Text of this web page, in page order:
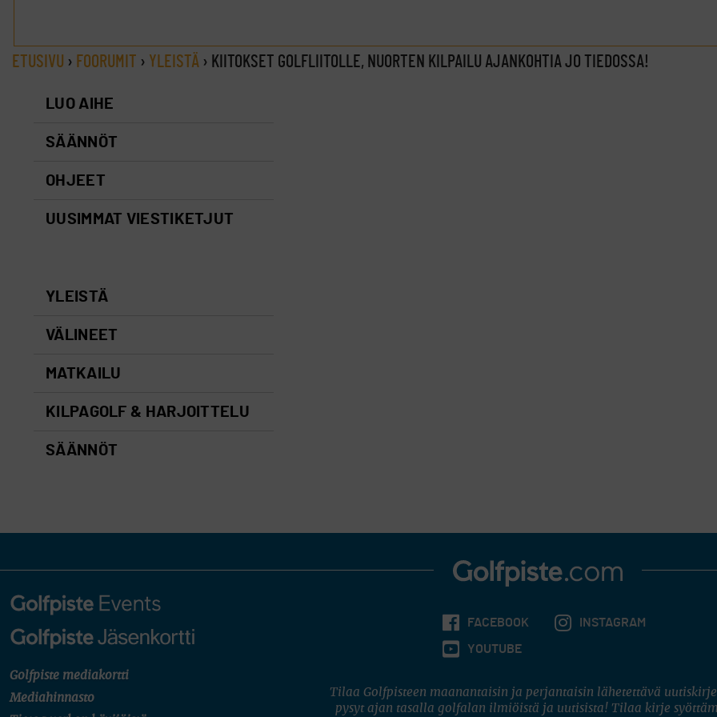
ETUSIVU › FOORUMIT › YLEISTÄ › KIITOKSET GOLFLIITOLLE, NUORTEN KILPAILU AJANKOHTIA JO TIEDOSSA!
LUO AIHE
SÄÄNNÖT
OHJEET
UUSIMMAT VIESTIKETJUT
YLEISTÄ
VÄLINEET
MATKAILU
KILPAGOLF & HARJOITTELU
SÄÄNNÖT
Golfpiste mediakortti
Mediahinnasto
FACEBOOK INSTAGRAM
YOUTUBE
Tilaa Golfpisteen maanantaisin ja perjantaisin lähetettävä
pysyt ajan tasalla golfalan ilmiöistä ja uutisista! Tilaa kirje